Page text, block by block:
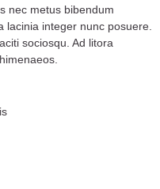
nec metus bibendum
lacinia integer nunc posuere.
sociosqu. Ad litora